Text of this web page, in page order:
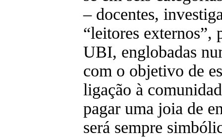
– docentes,
“leitores externos”,
UBI, englobadas
com o objetivo de
ligação à
pagar uma joia de
será sempre